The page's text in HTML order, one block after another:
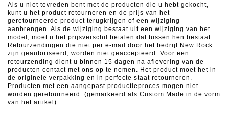
Als u niet tevreden bent met de producten die u hebt gekocht,
kunt u het product retourneren en de prijs van het
geretourneerde product terugkrijgen of een wijziging
aanbrengen. Als de wijziging bestaat uit een wijziging van het
model, moet u het prijsverschil betalen dat tussen hen bestaat.
Retourzendingen die niet per e-mail door het bedrijf New Rock
zijn geautoriseerd, worden niet geaccepteerd. Voor een
retourzending dient u binnen 15 dagen na aflevering van de
producten contact met ons op te nemen. Het product moet het in
de originele verpakking en in perfecte staat retourneren.
Producten met een aangepast productieproces mogen niet
worden geretourneerd: (gemarkeerd als Custom Made in de vorm
van het artikel)